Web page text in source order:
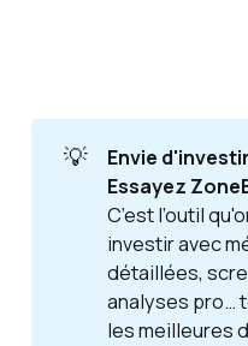
💡
Envie
Essayez
C’est l’outil
investir avec
détaillées,
analyses pro…
les meilleures